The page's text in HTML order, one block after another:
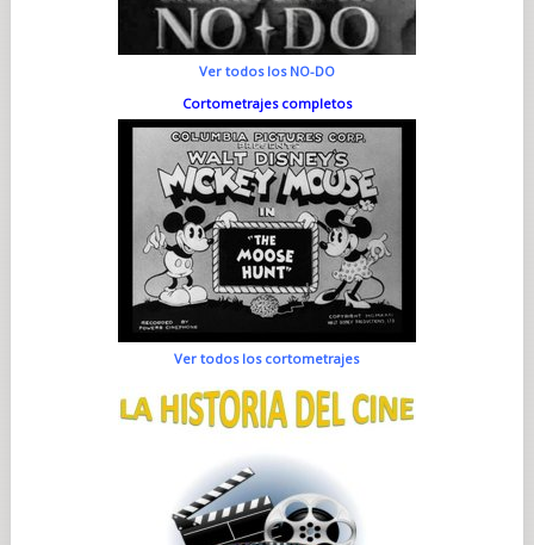
Ver todos los NO-DO
Cortometrajes completos
Ver todos los cortometrajes